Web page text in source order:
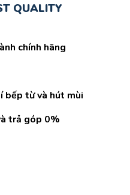
QUALITY
chính hãng
bếp từ và hút mùi
trả góp 0%